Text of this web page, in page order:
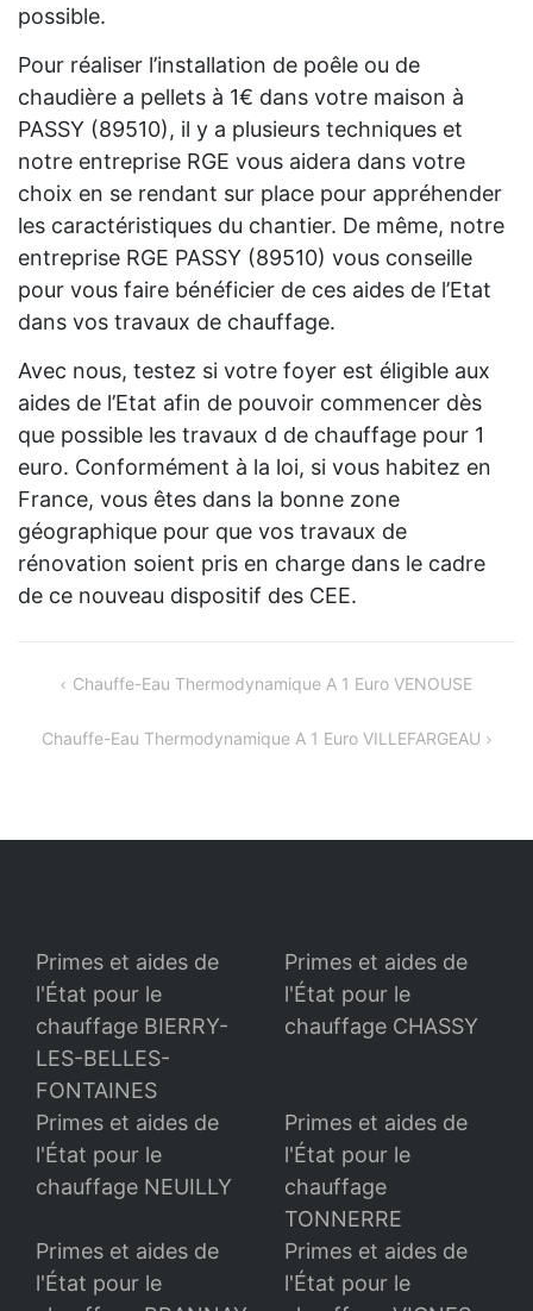
possible.
Pour réaliser l’installation de poêle ou de
chaudière a pellets à 1€ dans votre maison à
PASSY (89510), il y a plusieurs techniques et
notre entreprise RGE vous aidera dans votre
choix en se rendant sur place pour appréhender
les caractéristiques du chantier. De même, notre
entreprise RGE PASSY (89510) vous conseille
pour vous faire bénéficier de ces aides de l’Etat
dans vos travaux de chauffage.
Avec nous, testez si votre foyer est éligible aux
aides de l’Etat afin de pouvoir commencer dès
que possible les travaux d de chauffage pour 1
euro. Conformément à la loi, si vous habitez en
France, vous êtes dans la bonne zone
géographique pour que vos travaux de
rénovation soient pris en charge dans le cadre
de ce nouveau dispositif des CEE.
Navigation
Chauffe-Eau Thermodynamique A 1 Euro VENOUSE
Chauffe-Eau Thermodynamique A 1 Euro VILLEFARGEAU
Primes et aides de
l'État pour le
chauffage BIERRY-
LES-BELLES-
FONTAINES
Primes et aides de
l'État pour le
chauffage CHASSY
Primes et aides de
l'État pour le
chauffage NEUILLY
Primes et aides de
l'État pour le
chauffage
TONNERRE
Primes et aides de
l'État pour le
Primes et aides de
l'État pour le